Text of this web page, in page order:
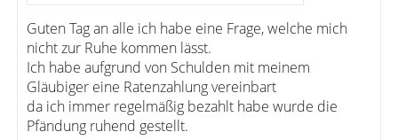
Guten Tag an alle ich habe eine Frage, welche mich
nicht zur Ruhe kommen lässt.
Ich habe aufgrund von Schulden mit meinem
Gläubiger eine Ratenzahlung vereinbart
da ich immer regelmäßig bezahlt habe wurde die
Pfändung ruhend gestellt.